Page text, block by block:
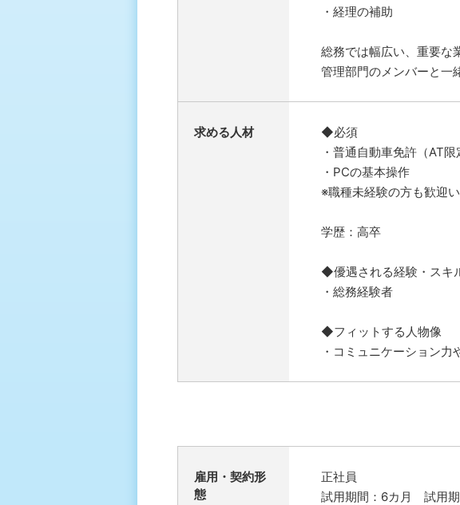
・経理の補助
総務では幅広い、重要な
管理部門のメンバーと一
求める人材
◆必須
・普通自動車免許（AT限
・PCの基本操作
※職種未経験の方も歓迎い
学歴：高卒
◆優遇される経験・スキ
・総務経験者
◆フィットする人物像
・コミュニケーション力
雇⽤・契約形
態
正社員
試用期間：6カ月 試用期